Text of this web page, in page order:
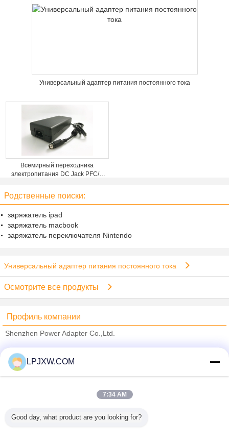
Универсальный адаптер питания постоянного тока
Всемирный переходника
электропитания DC Jack PFC/3
Родственные поиски:
заряжатель ipad
заряжатель macbook
заряжатель переключателя Nintendo
Универсальный адаптер питания постоянного тока
Осмотрите все продукты
Профиль компании
Shenzhen Power Adapter Co.,Ltd.
Trust Seal
Verified Suplier
Все продукты
LPJXW.COM
7:34 AM
Good day, what product are you looking for?